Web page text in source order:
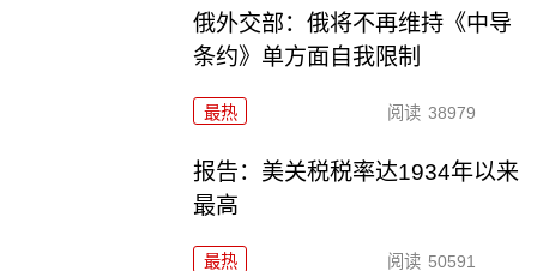
俄外交部：俄将不再维持《中导
条约》单方面自我限制
最热 阅读 38979
报告：美关税税率达1934年以来
最高
最热 阅读 50591